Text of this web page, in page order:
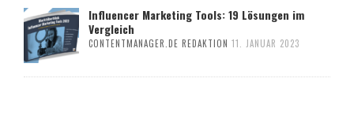
Influencer Marketing Tools: 19 Lösungen im
Vergleich
CONTENTMANAGER.DE REDAKTION 11. JANUAR 2023